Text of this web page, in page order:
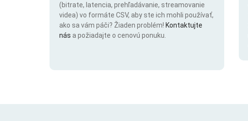
(bitrate, latencia, prehľadávanie, streamovanie
videa) vo formáte CSV, aby ste ich mohli používať,
ako sa vám páči? Žiaden problém! Kontaktujte
nás a požiadajte o cenovú ponuku.